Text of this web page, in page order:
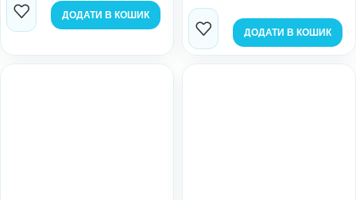
ДОДАТИ В КОШИК
ДОДАТИ В КОШИК